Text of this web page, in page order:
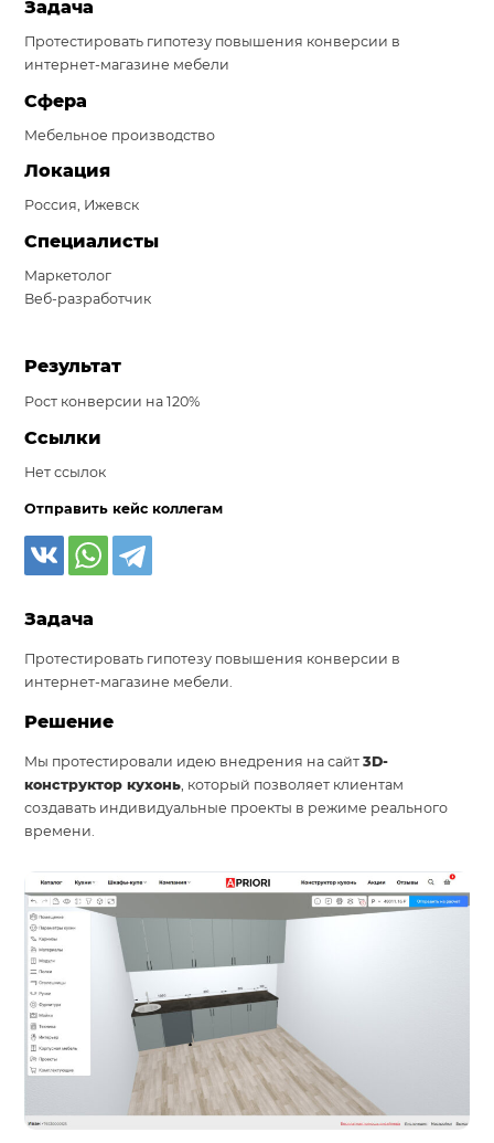
Система продаж для туристического бизнеса
Повышение конверсии сайтов
Акции
Проекты
Блог
Контакты
Задача
Протестировать гипотезу повышения конверсии в
интернет-магазине мебели
Сфера
Мебельное производство
Локация
Россия, Ижевск
Специалисты
Маркетолог
Веб-разработчик
Результат
Рост конверсии на 120%
Ссылки
Нет ссылок
Отправить кейс коллегам
Задача
Протестировать гипотезу повышения конверсии в
интернет-магазине мебели.
Решение
Мы протестировали идею внедрения на сайт3D-
конструктор кухонь, который позволяет клиентам
создавать индивидуальные проекты в режиме реального
времени.